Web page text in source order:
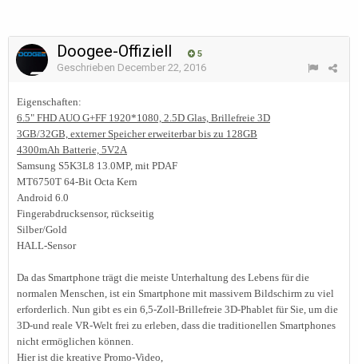
Doogee-Offiziell 5
Geschrieben December 22, 2016
Eigenschaften:
6.5" FHD AUO G+FF 1920*1080, 2.5D Glas, Brillefreie 3D
3GB/32GB, externer Speicher erweiterbar bis zu 128GB
4300mAh Batterie, 5V2A
Samsung S5K3L8 13.0MP, mit PDAF
MT6750T 64-Bit Octa Kern
Android 6.0
Fingerabdrucksensor, rückseitig
Silber/Gold
HALL-Sensor
Da das Smartphone trägt die meiste Unterhaltung des Lebens für die
normalen Menschen, ist ein Smartphone mit massivem Bildschirm zu viel
erforderlich. Nun gibt es ein 6,5-Zoll-Brillefreie 3D-Phablet für Sie, um die
3D-und reale VR-Welt frei zu erleben, dass die traditionellen Smartphones
nicht ermöglichen können.
Hier ist die kreative Promo-Video,